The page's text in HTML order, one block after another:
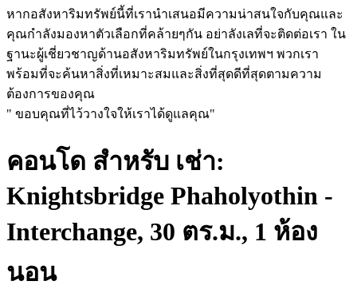
หากอสังหาริมทรัพย์นี้ที่เรานำเสนอมีความน่าสนใจกับคุณและ
คุณกำลังมองหาตัวเลือกที่คล้ายๆกัน อย่าลังเลที่จะติดต่อเรา ใน
ฐานะผู้เชี่ยวชาญด้านอสังหาริมทรัพย์ในกรุงเทพฯ พวกเรา
พร้อมที่จะค้นหาสิ่งที่เหมาะสมและสิ่งที่สุดดีที่สุดตามความ
ต้องการของคุณ
" ขอบคุณที่ไว้วางใจให้เราได้ดูแลคุณ"
คอนโด สำหรับ เช่า:
Knightsbridge Phaholyothin -
Interchange, 30 ตร.ม., 1 ห้อง
นอน